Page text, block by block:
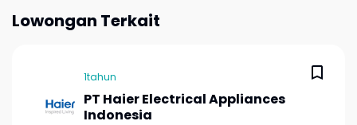
Lowongan Terkait
1tahun
PT Haier Electrical Appliances
Indonesia